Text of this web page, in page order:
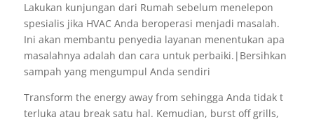
Lakukan kunjungan dari Rumah sebelum menelepon
spesialis jika HVAC Anda beroperasi menjadi masalah.
Ini akan membantu penyedia layanan menentukan apa
masalahnya adalah dan cara untuk perbaiki.|Bersihkan
sampah yang mengumpul Anda sendiri
Transform the energy away from sehingga Anda tidak t
terluka atau break satu hal. Kemudian, burst off grills,